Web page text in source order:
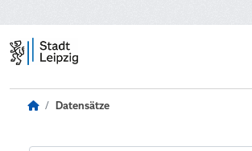
Datensätze